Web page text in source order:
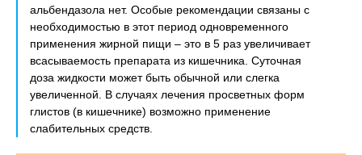
альбендазола нет. Особые рекомендации связаны с
необходимостью в этот период одновременного
применения жирной пищи – это в 5 раз увеличивает
всасываемость препарата из кишечника. Суточная
доза жидкости может быть обычной или слегка
увеличенной. В случаях лечения просветных форм
глистов (в кишечнике) возможно применение
слабительных средств.